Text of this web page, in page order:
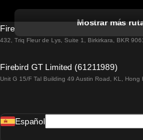
Tren De
Tren De
Mostrar más
Firebird GT Limited (OC 1451)
432, Triq Fleur de Lys, Suite 1, Birkirkara, BKR
Firebird GT Limited (61211989)
Unit G 15/F Tal Building 49 Austin Road, KL, Hong
Español